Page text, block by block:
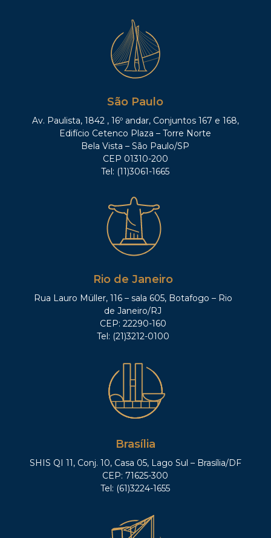
São Paulo
Av. Paulista, 1842 , 16º andar, Conjuntos 167 e 168,
Edifício Cetenco Plaza – Torre Norte
Bela Vista – São Paulo/SP
CEP 01310-200
Tel: (11)3061-1665
Rio de Janeiro
Rua Lauro Müller, 116 – sala 605, Botafogo – Rio
de Janeiro/RJ
CEP: 22290-160
Tel: (21)3212-0100
Brasília
SHIS QI 11, Conj. 10, Casa 05, Lago Sul – Brasília/DF
CEP: 71625-300
Tel: (61)3224-1655